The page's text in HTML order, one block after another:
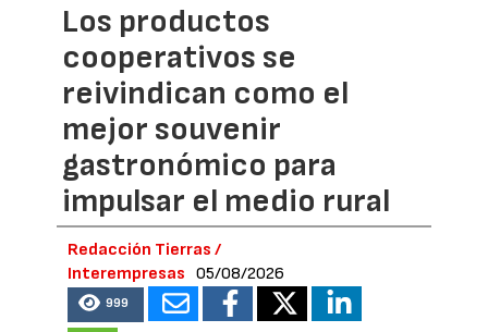
Los productos
cooperativos se
reivindican como el
mejor souvenir
gastronómico para
impulsar el medio rural
Redacción Tierras /
Interempresas
05/08/2026
999